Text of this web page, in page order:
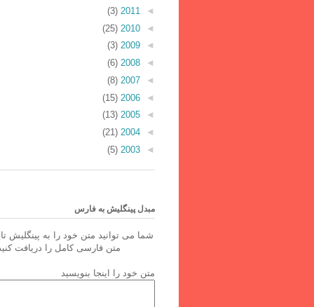
◄
2011
(3)
◄
2010
(25)
◄
2009
(3)
◄
2008
(6)
◄
2007
(8)
◄
2006
(15)
◄
2005
(13)
◄
2004
(21)
◄
2003
(5)
مبدل پینگلیش به فارس
شما می توانید متن خود را به پینگلیش
متن فارسی کامل را دریافت
متن خود را اینجا بنویسید